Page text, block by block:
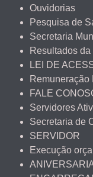
Ouvidorias
Pesquisa de
Secretaria
Resultados
LEI DE
Remuneração
FALE
Servidores
Secretaria de
SERVIDOR
Execução